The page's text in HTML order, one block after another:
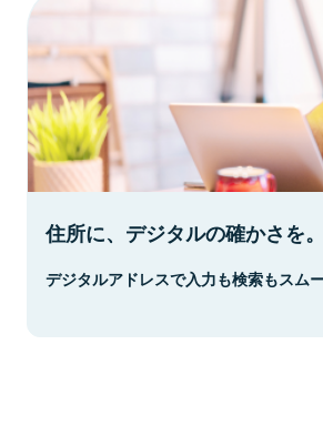
住所に、デジタルの確かさを。
デジタルアドレスで入力も検索もスムー